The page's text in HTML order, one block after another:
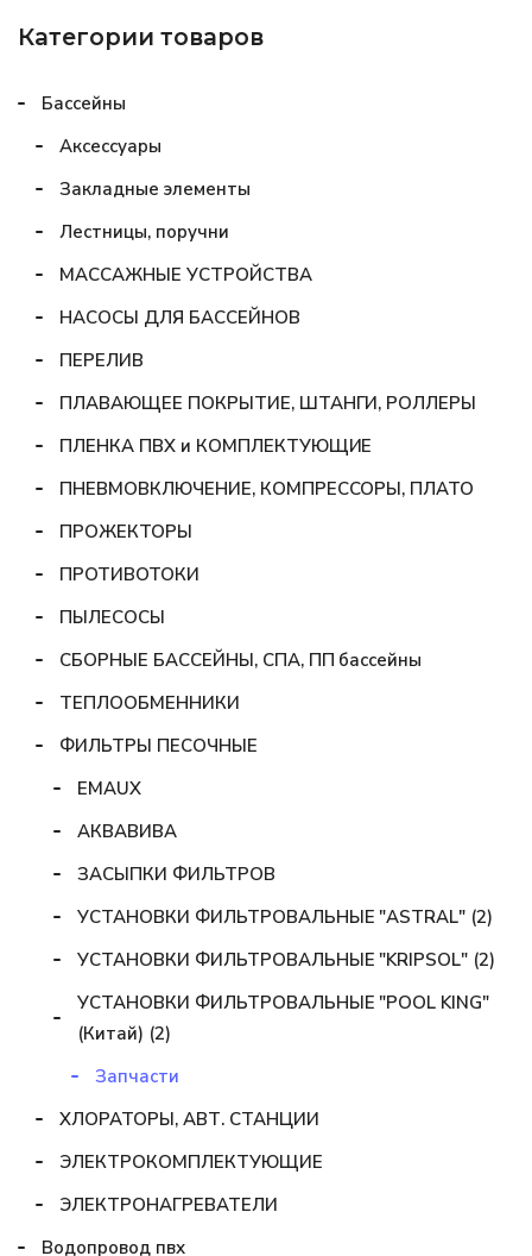
Категории товаров
Бассейны
Аксессуары
Закладные элементы
Лестницы, поручни
МАССАЖНЫЕ УСТРОЙСТВА
НАСОСЫ ДЛЯ БАССЕЙНОВ
ПЕРЕЛИВ
ПЛАВАЮЩЕЕ ПОКРЫТИЕ, ШТАНГИ, РОЛЛЕРЫ
ПЛЕНКА ПВХ и КОМПЛЕКТУЮЩИЕ
ПНЕВМОВКЛЮЧЕНИЕ, КОМПРЕССОРЫ, ПЛАТО
ПРОЖЕКТОРЫ
ПРОТИВОТОКИ
ПЫЛЕСОСЫ
СБОРНЫЕ БАССЕЙНЫ, СПА, ПП бассейны
ТЕПЛООБМЕННИКИ
ФИЛЬТРЫ ПЕСОЧНЫЕ
EMAUX
АКВАВИВА
ЗАСЫПКИ ФИЛЬТРОВ
УСТАНОВКИ ФИЛЬТРОВАЛЬНЫЕ "ASTRAL" (2)
УСТАНОВКИ ФИЛЬТРОВАЛЬНЫЕ "KRIPSOL" (2)
УСТАНОВКИ ФИЛЬТРОВАЛЬНЫЕ "POOL KING"
(Китай) (2)
Запчасти
ХЛОРАТОРЫ, АВТ. СТАНЦИИ
ЭЛЕКТРОКОМПЛЕКТУЮЩИЕ
ЭЛЕКТРОНАГРЕВАТЕЛИ
Водопровод пвх